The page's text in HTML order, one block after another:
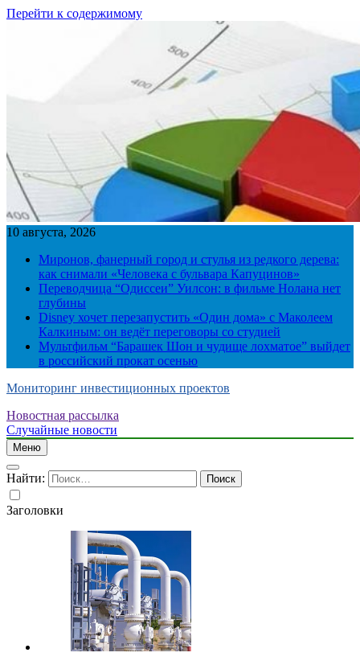
Перейти к содержимому
10 августа, 2026
Миронов, фанерный город и стулья из редкого дерева:
как снимали «Человека с бульвара Капуцинов»
Переводчица “Одиссеи” Уилсон: в фильме Нолана нет
глубины
Disney хочет перезапустить «Один дома» с Маколеем
Калкиным: он ведёт переговоры со студией
Мультфильм “Барашек Шон и чудище лохматое” выйдет
в российский прокат осенью
Мониторинг инвестиционных проектов
Новостная рассылка
Случайные новости
Меню
Найти:
Заголовки